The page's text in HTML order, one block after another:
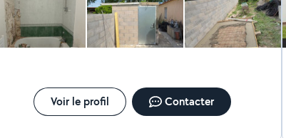
Voir le profil Contacter